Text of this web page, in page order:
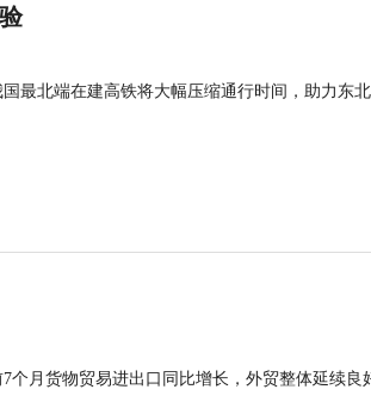
最北端在建高铁将大幅压缩通行时间，助力东
个月货物贸易进出口同比增长，外贸整体延续良